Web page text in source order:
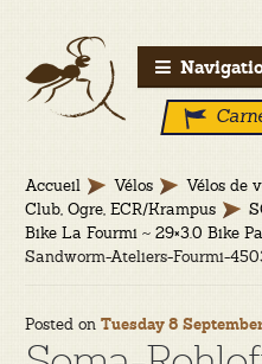
Aller
à
Aller
au
contenu
Accueil Vélos Vélos de
Club, Ogre, ECR/Krampus
Bike La Fourmi ~ 29×3.0 Bike
Sandworm-Ateliers-Fourmi-
Posted on Tuesday 8